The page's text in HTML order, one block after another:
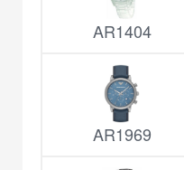
AR1404
AR1969